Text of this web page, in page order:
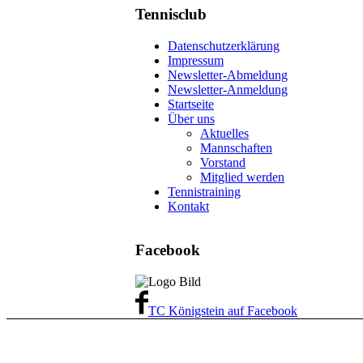
Tennisclub
Datenschutzerklärung
Impressum
Newsletter-Abmeldung
Newsletter-Anmeldung
Startseite
Über uns
Aktuelles
Mannschaften
Vorstand
Mitglied werden
Tennistraining
Kontakt
Facebook
TC Königstein auf Facebook